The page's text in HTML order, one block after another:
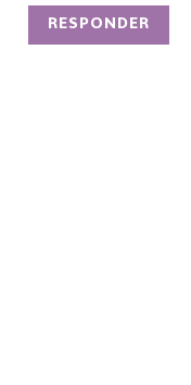
RESPONDER